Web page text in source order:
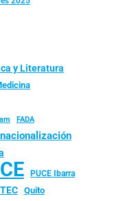
y Literatura
FADA
PUCE Ibarra
Quito